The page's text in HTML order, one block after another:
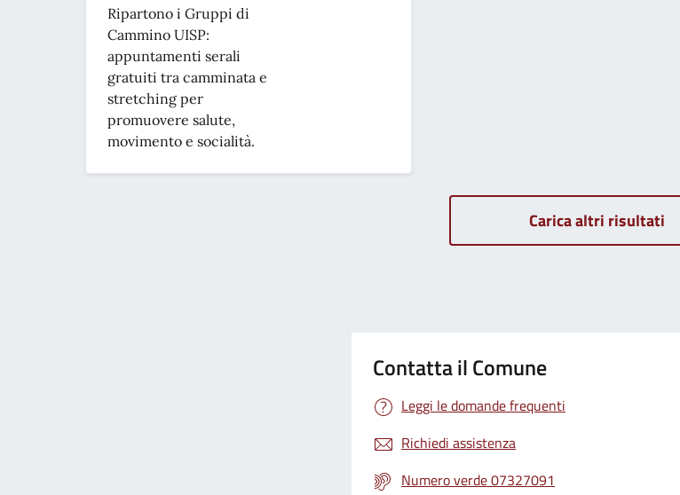
Ripartono i Gruppi di
Cammino UISP:
appuntamenti serali
gratuiti tra camminata e
stretching per
promuovere salute,
movimento e socialità.
Carica altri risultati
Contatta il Comune
Leggi le domande frequenti
Richiedi assistenza
Numero verde 07327091